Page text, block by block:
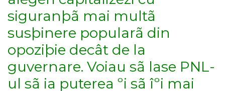
siguranþã mai multã
susþinere popularã din
opoziþie decât de la
guvernare. Voiau sã lase PNL-
ul sã ia puterea ºi sã îºi mai